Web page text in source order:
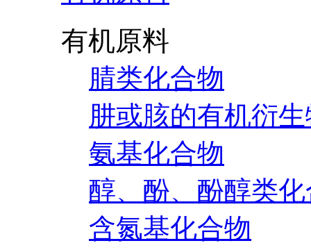
有机原料
腈类化合物
肼或胲的有机衍
氨基化合物
醇、酚、酚醇类
含氮基化合物